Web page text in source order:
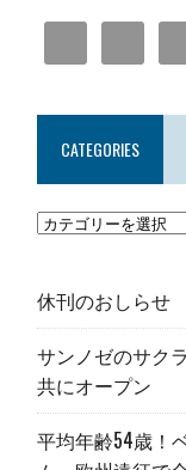
CATEGORIES
休刊のおしらせ
サンノゼのサク
共にオープン
平均年齢54歳！